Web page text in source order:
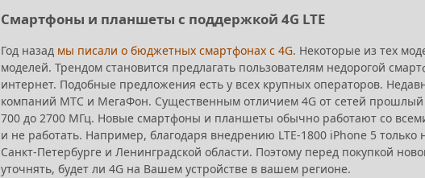
Смартфоны и планшеты с поддержкой 4G LTE
Год назад мы писали о бюджетных смартфонах с 4G. Некоторые из тех
моделей. Трендом становится предлагать пользователям недорогой
интернет. Подобные предложения есть у всех крупных операторов.
компаний МТС и МегаФон. Существенным отличием 4G от сетей прошлый
700 до 2700 МГц. Новые смартфоны и планшеты обычно работают со
и не работать. Например, благодаря внедрению LTE-1800 iPhone 5 только
Санкт-Петербурге и Ленинградской области. Поэтому перед покупкой
уточнять, будет ли 4G на Вашем устройстве в вашем регионе.